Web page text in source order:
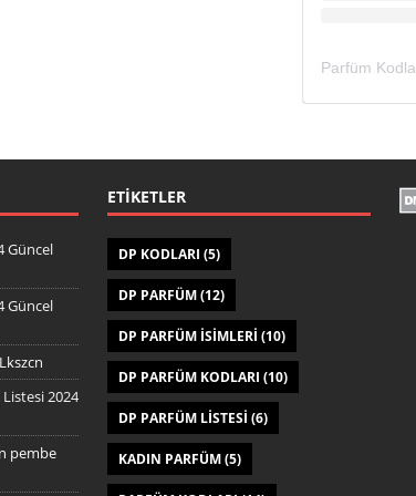
Güncel
Güncel
Lkszcn
2024
pembe
ETIKETLER
DP KODLARI (5)
DP PARFÜM(12)
DP PARFÜM ISIMLERI (10)
DP PARFÜM KODLARI (10)
DP PARFÜM LISTESI (6)
KADIN PARFÜM(5)